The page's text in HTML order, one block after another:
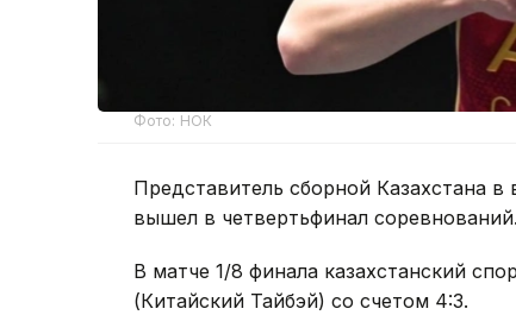
Фото: НОК
Представитель сборной Казахстана в
вышел в четвертьфинал соревнований.
В матче 1/8 финала казахстанский
(Китайский Тайбэй) со счетом 4:3.